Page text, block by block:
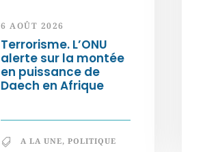
6 AOÛT 2026
Terrorisme. L’ONU
alerte sur la montée
en puissance de
Daech en Afrique
A LA UNE, POLITIQUE